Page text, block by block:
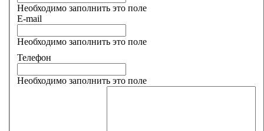
Необходимо заполнить это поле
E-mail
Необходимо заполнить это поле
Телефон
Необходимо заполнить это поле